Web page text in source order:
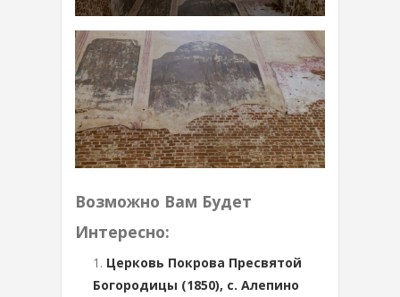
Возможно Вам Будет
Интересно:
Церковь Покрова Пресвятой
Богородицы (1850), с. Алепино